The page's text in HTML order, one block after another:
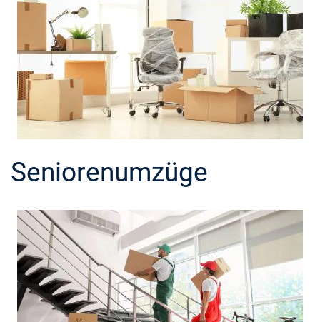
Seniorenumzüge